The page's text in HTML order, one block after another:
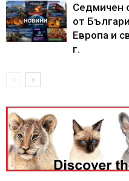
Седмичен
от
Европа и
г.